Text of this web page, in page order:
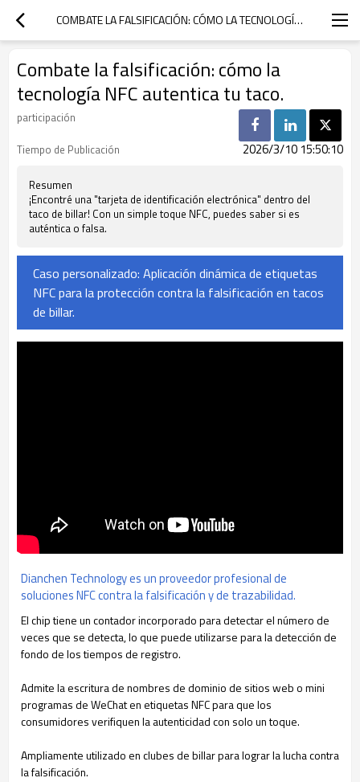
COMBATE LA FALSIFICACIÓN: CÓMO LA TECNOLOGÍA NFC AUTENTICA TU TACO.
Combate la falsificación: cómo la
tecnología NFC autentica tu taco.
participación
Tiempo de Publicación
2026/3/10 15:50:10
Resumen
¡Encontré una "tarjeta de identificación electrónica" dentro del
taco de billar! Con un simple toque NFC, puedes saber si es
auténtica o falsa.
Caso personalizado: Aplicación dinámica de etiquetas
NFC para la protección contra la falsificación en tacos
de billar.
Dianchen Technology es un proveedor profesional de
soluciones NFC contra la falsificación y de trazabilidad.
El chip tiene un contador incorporado para detectar el número de
veces que se detecta, lo que puede utilizarse para la detección de
fondo de los tiempos de registro.
Admite la escritura de nombres de dominio de sitios web o mini
programas de WeChat en etiquetas NFC para que los
consumidores verifiquen la autenticidad con solo un toque.
Ampliamente utilizado en clubes de billar para lograr la lucha contra
la falsificación.